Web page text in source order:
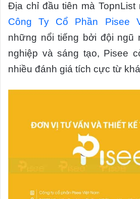
Địa chỉ đầu tiên mà TopnList
Công Ty Cổ Phần Pisee
những nổi tiếng bởi đội ngũ
nghiệp và sáng tạo, Pisee
nhiều đánh giá tích cực từ